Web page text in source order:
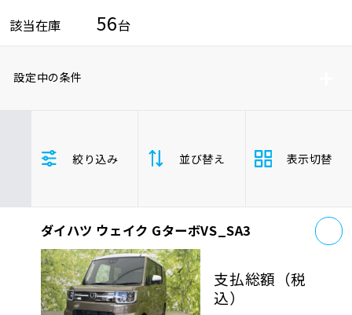
品質管理とサポート体制
お問い合わせ
企業情報
該当在庫 56台
設定中の条件
ホンダ
マツダ
ミツビシ
ウェイク
軽自動車
絞り込み 並び替え
支払総
額
安い順 高
年式 新しい順
表示切替
ダイハツ ウェイク GターボVS_SA3
支払総額 （税
込）